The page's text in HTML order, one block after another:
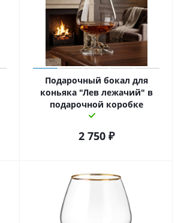
Подарочный бокал для
коньяка "Лев лежачий" в
подарочной коробке
2 750₽